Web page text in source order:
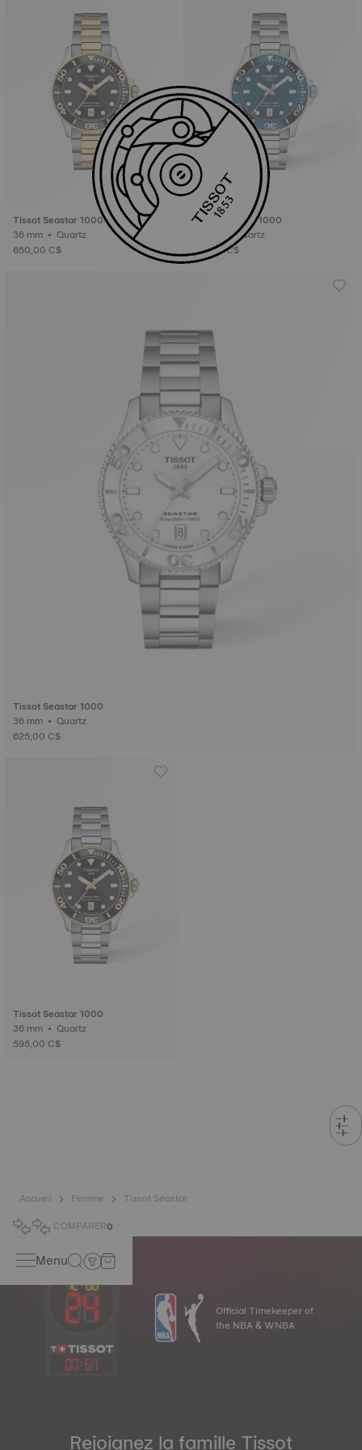
Tissot Seastar 1000
36 mm • Quartz
650,00 C$
Tissot Seastar 1000
36 mm • Quartz
575,00 C$
Tissot Seastar 1000
36 mm • Quartz
625,00 C$
Tissot Seastar 1000
36 mm • Quartz
595,00 C$
Accueil Femme
Tissot Seastar
COMPARER0
Menu
07:51
Official Timekeeper of
the NBA & WNBA
Rejoignez la famille Tissot